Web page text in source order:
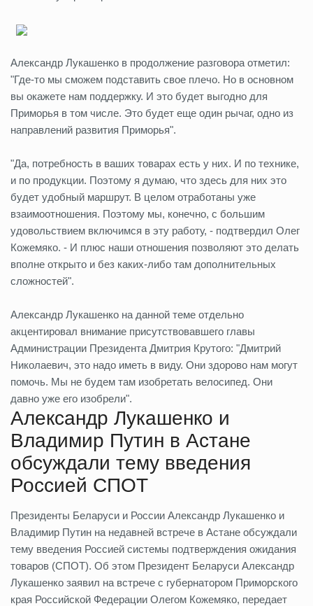
Александр Лукашенко в продолжение разговора отметил:
"Где-то мы сможем подставить свое плечо. Но в основном
вы окажете нам поддержку. И это будет выгодно для
Приморья в том числе. Это будет еще один рычаг, одно из
направлений развития Приморья".
"Да, потребность в ваших товарах есть у них. И по технике,
и по продукции. Поэтому я думаю, что здесь для них это
будет удобный маршрут. В целом отработаны уже
взаимоотношения. Поэтому мы, конечно, с большим
удовольствием включимся в эту работу, - подтвердил Олег
Кожемяко. - И плюс наши отношения позволяют это делать
вполне открыто и без каких-либо там дополнительных
сложностей".
Александр Лукашенко на данной теме отдельно
акцентировал внимание присутствовавшего главы
Администрации Президента Дмитрия Крутого: "Дмитрий
Николаевич, это надо иметь в виду. Они здорово нам могут
помочь. Мы не будем там изобретать велосипед. Они
давно уже его изобрели".
Александр Лукашенко и
Владимир Путин в Астане
обсуждали тему введения
Россией СПОТ
Президенты Беларуси и России Александр Лукашенко и
Владимир Путин на недавней встрече в Астане обсуждали
тему введения Россией системы подтверждения ожидания
товаров (СПОТ). Об этом Президент Беларуси Александр
Лукашенко заявил на встрече с губернатором Приморского
края Российской Федерации Олегом Кожемяко, передает